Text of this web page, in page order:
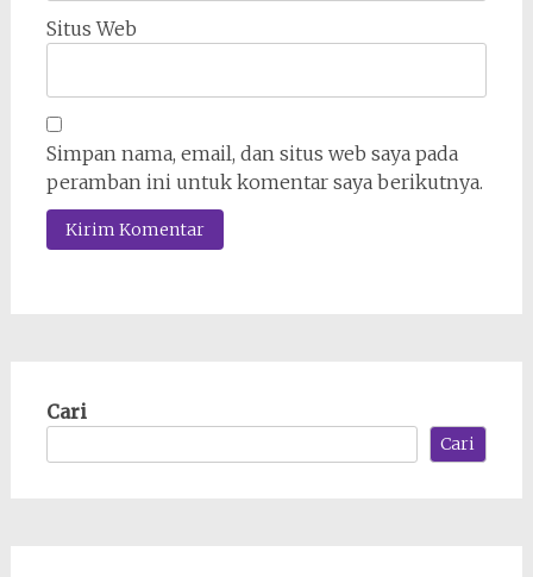
Situs Web
Simpan nama, email, dan situs web saya pada
peramban ini untuk komentar saya berikutnya.
Cari
Cari